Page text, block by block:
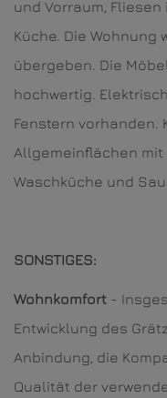
und Vorraum,
Küche. Die
übergeben. Die
hochwertig.
Fenstern
Allgemeinflächen mit
Waschküche und
SONSTIGES:
Wohnkomfort -
Entwicklung des
Anbindung, die
Qualität der